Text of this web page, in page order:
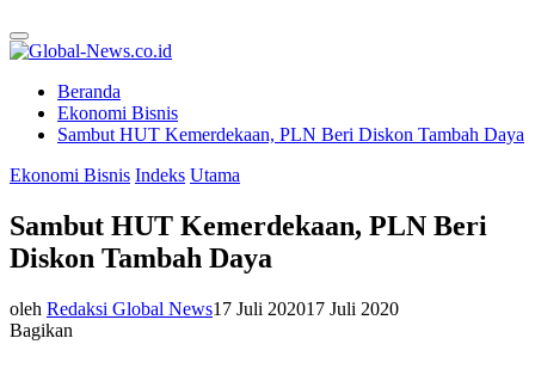
Primary
Menu
Beranda
Ekonomi Bisnis
Sambut HUT Kemerdekaan, PLN Beri Diskon Tambah Daya
Ekonomi Bisnis Indeks Utama
Sambut HUT Kemerdekaan, PLN Beri
Diskon Tambah Daya
oleh Redaksi Global News17 Juli 202017 Juli 2020
Bagikan